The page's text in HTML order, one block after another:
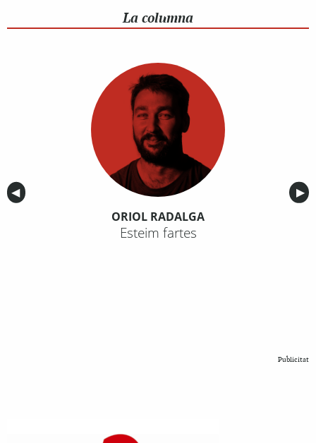
La columna
Anterior
◀︎ ▶︎
ORIOL RADALGA
Esteim fartes
Publicitat